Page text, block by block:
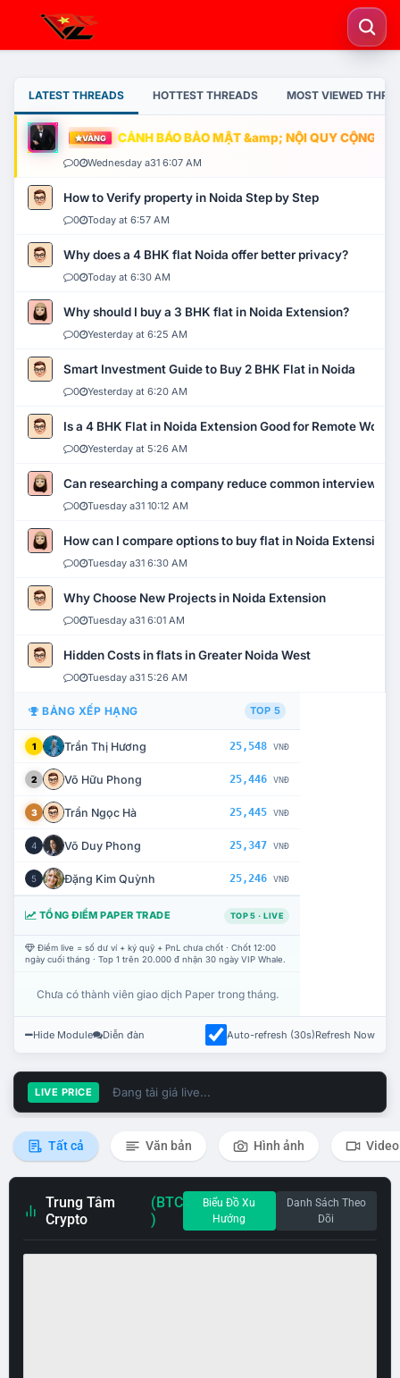
LATEST THREADS HOTTEST THREADS MOST VIEWED
VÀNG CẢNH BÁO BẢO MẬT &amp; NỘI QUY CỘNG
0 Wednesday a31 6:07 AM
How to Verify property in Noida Step by Step
0 Today at 6:57 AM
Why does a 4 BHK flat Noida offer better privacy?
0 Today at 6:30 AM
Why should I buy a 3 BHK flat in Noida Extension?
0 Yesterday at 6:25 AM
Smart Investment Guide to Buy 2 BHK Flat in Noida
0 Yesterday at 6:20 AM
Is a 4 BHK Flat in Noida Extension Good for Remote Work?
0 Yesterday at 5:26 AM
Can researching a company reduce common interview
0 Tuesday a31 10:12 AM
How can I compare options to buy flat in Noida Extension?
0 Tuesday a31 6:30 AM
Why Choose New Projects in Noida Extension
0 Tuesday a31 6:01 AM
Hidden Costs in flats in Greater Noida West
0 Tuesday a31 5:26 AM
BẢNG XẾP HẠNG TOP 5
1 Trần Thị Hương 25,548 VNĐ
2 Võ Hữu Phong 25,446 VNĐ
3 Trần Ngọc Hà 25,445 VNĐ
4 Võ Duy Phong 25,347 VNĐ
5 Đặng Kim Quỳnh 25,246 VNĐ
TỔNG ĐIỂM PAPER TRADE TOP 5 · LIVE
Điểm live = số dư ví + ký quỹ + PnL chưa chốt · Chốt 12:00
ngày cuối tháng · Top 1 trên 20.000 đ nhận 30 ngày VIP Whale.
Chưa có thành viên giao dịch Paper trong tháng.
Hide Module Diễn đàn Auto-refresh (30s)Refresh Now
LIVE PRICE Đang tải giá live...
Tất cả Văn bản Hình ảnh Video
Trung Tâm
Crypto
(BTC
)
Biểu Đồ Xu
Hướng
Danh Sách Theo
Dõi